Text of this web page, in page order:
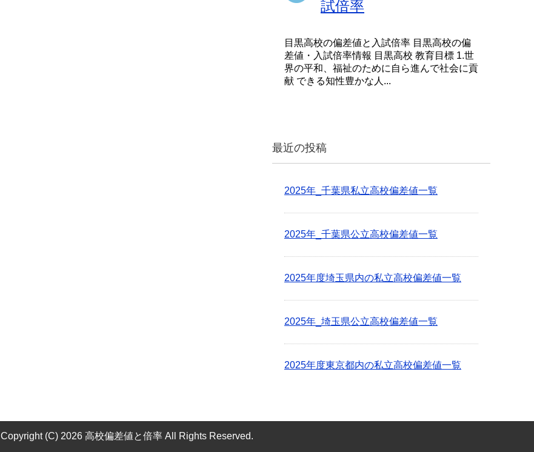
試倍率
目黒高校の偏差値と入試倍率 目黒高校の偏
差値・入試倍率情報 目黒高校 教育目標 1.世
界の平和、福祉のために自ら進んで社会に貢
献 できる知性豊かな人...
最近の投稿
2025年_千葉県私立高校偏差値一覧
2025年_千葉県公立高校偏差値一覧
2025年度埼玉県内の私立高校偏差値一覧
2025年_埼玉県公立高校偏差値一覧
2025年度東京都内の私立高校偏差値一覧
Copyright (C) 2026 高校偏差値と倍率 All Rights Reserved.